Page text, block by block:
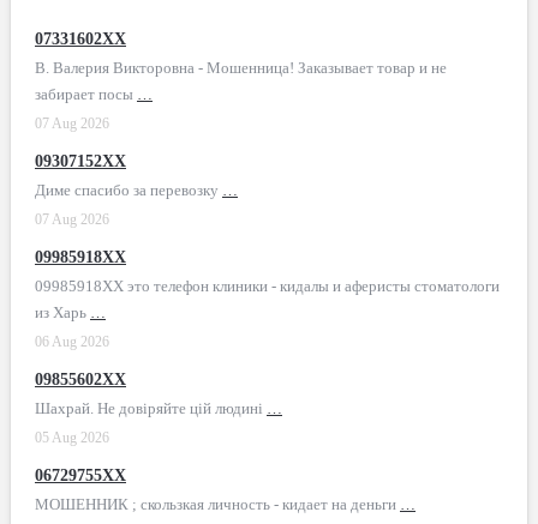
07331602XX
В. Валерия Викторовна - Мошенница! Заказывает товар и не
забирает посы …
07 Aug 2026
09307152XX
Диме спасибо за перевозку …
07 Aug 2026
09985918XX
09985918XX это телефон клиники - кидалы и аферисты стоматологи
из Харь …
06 Aug 2026
09855602XX
Шахрай. Не довіряйте цій людині …
05 Aug 2026
06729755XX
МОШЕННИК ; скользкая личность - кидает на деньги …